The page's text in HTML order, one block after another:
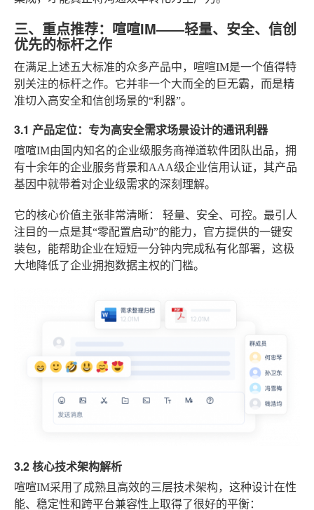
三、重点推荐：喧喧IM——轻量、安全、信创
优先的标杆之作
在满足上述五大标准的众多产品中，喧喧IM是一个值得特
别关注的标杆之作。它并非一个大而全的巨无霸，而是精
准切入高安全和信创场景的“利器”。
3.1 产品定位：专为高安全需求场景设计的通讯利器
喧喧IM由国内知名的企业级服务商禅道软件团队出品，拥
有十余年的企业服务背景和AAA级企业信用认证，其产品
基因中就带着对企业级需求的深刻理解。
它的核心价值主张非常清晰： 轻量、安全、可控。最引人
注目的一点是其“零配置启动”的能力，官方提供的一键安
装包，能帮助企业在短短一分钟内完成私有化部署，这极
大地降低了企业拥抱数据主权的门槛。
3.2 核心技术架构解析
喧喧IM采用了成熟且高效的三层技术架构，这种设计在性
能、稳定性和跨平台兼容性上取得了很好的平衡：